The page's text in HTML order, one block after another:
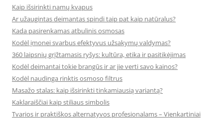
Kaip išsirinkti namų kvapus
Ar užaugintas deimantas spindi taip pat kaip natūralus?
Kada pasirenkamas atbulinis osmosas
Kodėl įmonei svarbus efektyvus užsakymų valdymas?
360 laipsnių grįžtamasis ryšys: kultūra, etika ir pasitikėjimas
Kodėl deimantai tokie brangūs ir ar jie verti savo kainos?
Kodėl naudinga rinktis osmoso filtrus
Masažo stalas: kaip išsirinkti tinkamiausią variantą?
Kaklaraiščiai kaip stiliaus simbolis
Tvarios ir praktiškos alternatyvos profesionalams – Vienkartiniai